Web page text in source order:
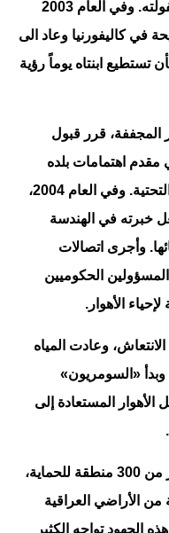
حان لإحياء الأهوار التي عشقها في طفولته. وفي العام 2003
في كاليفورنيا وعاد الى
تستطيع ابنتاه يوماً رؤية
المجففة، قرر قبول
مقدم اهتمامات بلده
المنهمك في إعادة السلام وبناء البنى التحتية. وفي العام 2004،
خبرته في الهندسة
وأجرى اتصالات
المسؤولين الحكوميين
لإحياء الأهوار.
وعادت المياه
«السومريون»
الأهوار المستعادة إلى
وقد حددت منظمة طبيعة العراق أكثر من 300 منطقة للحماية،
10 في المئة من الأراضي العراقية
تواجه الكثير